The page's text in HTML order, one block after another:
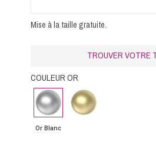
Mise à la taille gratuite.
TROUVER VOTRE
COULEUR OR
Or
Blanc
Or Blanc
Or
Jaune